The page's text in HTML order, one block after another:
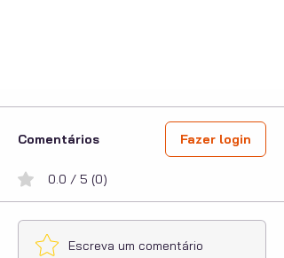
Comentários Fazer login
0.0 / 5 (0)
Escreva um comentário